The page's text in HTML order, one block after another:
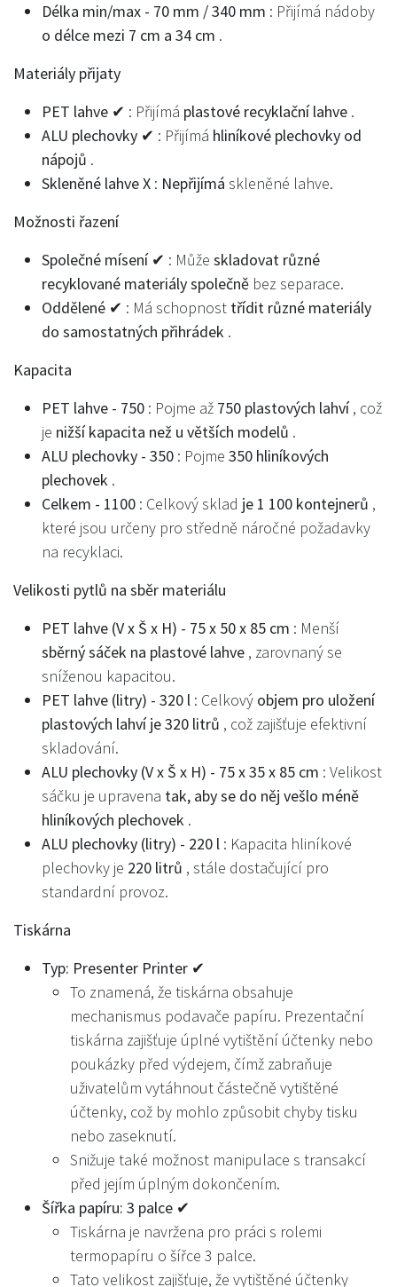
Délka min/max - 70 mm / 340 mm : Přijímá nádoby
o délce mezi 7 cm a 34 cm .
Materiály přijaty
PET lahve ✔ : Přijímá plastové recyklační lahve .
ALU plechovky ✔ : Přijímá hliníkové plechovky od
nápojů .
Skleněné lahve X : Nepřijímá skleněné lahve.
Možnosti řazení
Společné mísení ✔ : Může skladovat různé
recyklované materiály společně bez separace.
Oddělené ✔ : Má schopnost třídit různé materiály
do samostatných přihrádek .
Kapacita
PET lahve - 750 : Pojme až 750 plastových lahví, což
je nižší kapacita než u větších modelů .
ALU plechovky - 350 : Pojme 350 hliníkových
plechovek .
Celkem - 1100 : Celkový sklad je 1 100 kontejnerů ,
které jsou určeny pro středně náročné požadavky
na recyklaci.
Velikosti pytlů na sběr materiálu
PET lahve (V x Š x H) - 75 x 50 x 85 cm : Menší
sběrný sáček na plastové lahve , zarovnaný se
sníženou kapacitou.
PET lahve (litry) - 320 l : Celkový objem pro uložení
plastových lahví je 320 litrů , což zajišťuje efektivní
skladování.
ALU plechovky (V x Š x H) - 75 x 35 x 85 cm : Velikost
sáčku je upravena tak, aby se do něj vešlo méně
hliníkových plechovek .
ALU plechovky (litry) - 220 l : Kapacita hliníkové
plechovky je 220 litrů , stále dostačující pro
standardní provoz.
Tiskárna
Typ: Presenter Printer ✔
To znamená, že tiskárna obsahuje
mechanismus podavače papíru. Prezentační
tiskárna zajišťuje úplné vytištění účtenky nebo
poukázky před výdejem, čímž zabraňuje
uživatelům vytáhnout částečně vytištěné
účtenky, což by mohlo způsobit chyby tisku
nebo zaseknutí.
Snižuje také možnost manipulace s transakcí
před jejím úplným dokončením.
Šířka papíru: 3 palce ✔
Tiskárna je navržena pro práci s rolemi
termopapíru o šířce 3 palce.
Tato velikost zajišťuje, že vytištěné účtenky